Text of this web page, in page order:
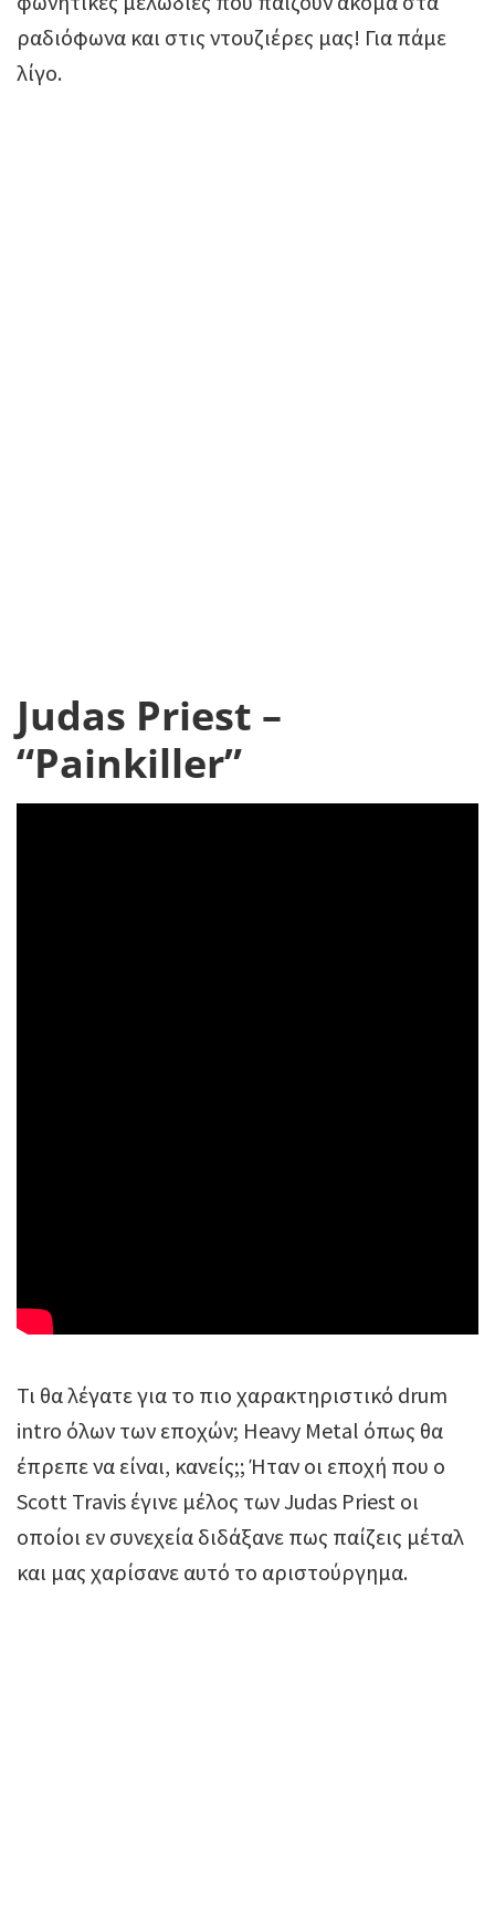
ραδιόφωνα και στις ντουζιέρες μας! Για πάμε
λίγο.
Judas Priest –
“Painkiller”
Τι θα λέγατε για το πιο χαρακτηριστικό drum
intro όλων των εποχών; Heavy Metal όπως θα
έπρεπε να είναι, κανείς;; Ήταν οι εποχή που ο
Scott Travis έγινε μέλος των Judas Priest οι
οποίοι εν συνεχεία διδάξανε πως παίζεις μέταλ
και μας χαρίσανε αυτό το αριστούργημα.